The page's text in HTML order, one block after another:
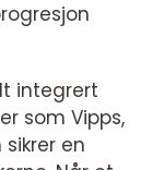
integrert
som Vipps,
en